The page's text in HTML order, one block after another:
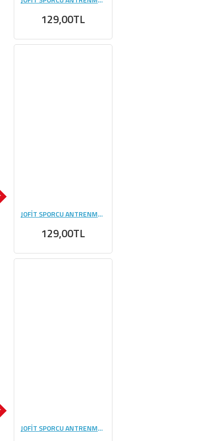
129,00TL
JOFİT SPORCU ANTRENMAN HAVLU (30*85CM)
129,00TL
JOFİT SPORCU ANTRENMAN HAVLU (30*85CM)